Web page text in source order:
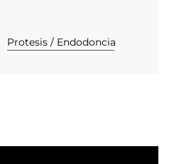
Protesis / Endodoncia